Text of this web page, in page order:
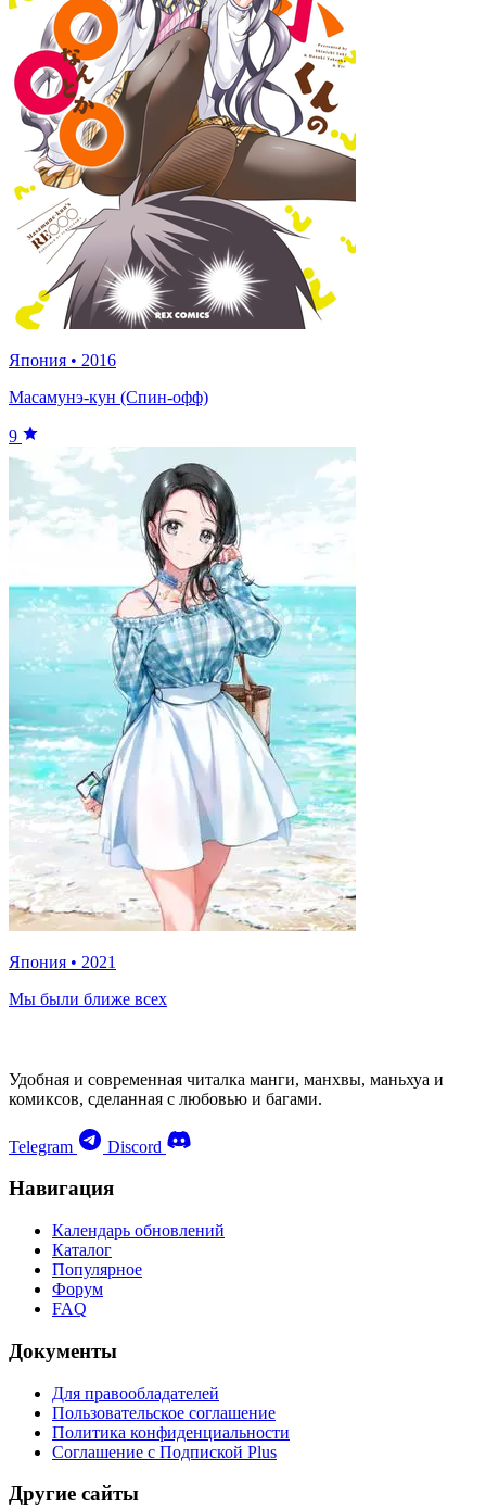
Япония • 2016
Масамунэ-кун (Спин-офф)
9
Япония • 2021
Мы были ближе всех
Удобная и современная читалка манги, манхвы, маньхуа и
комиксов, сделанная с любовью и багами.
Telegram Discord
Навигация
Календарь обновлений
Каталог
Популярное
Форум
FAQ
Документы
Для правообладателей
Пользовательское соглашение
Политика конфиденциальности
Соглашение с Подпиской Plus
Другие сайты